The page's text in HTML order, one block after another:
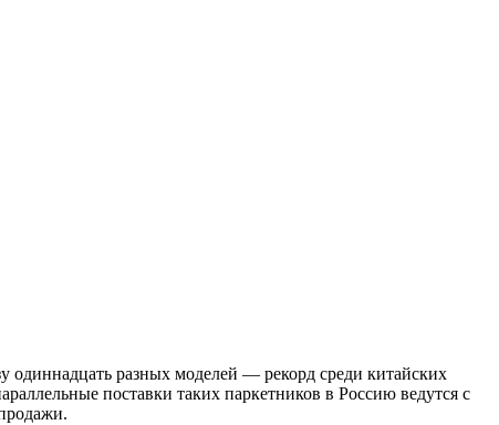
одиннадцать разных моделей — рекорд среди китайских
поставки таких паркетников в Россию ведутся с